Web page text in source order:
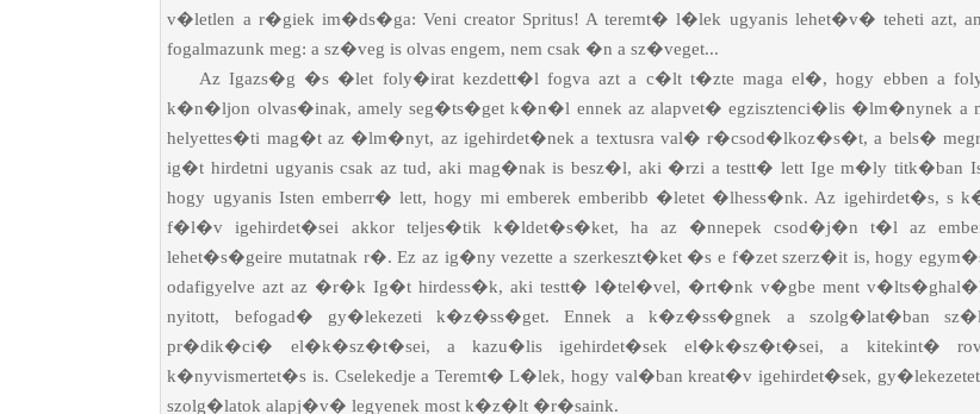
v�letlen a r�giek im�ds�ga: Veni creator Spritus! A teremt� l�lek ugyanis lehet�v� teheti azt,
fogalmazunk meg: a sz�veg is olvas engem, nem csak �n a sz�veget...
Az Igazs�g �s �let foly�irat kezdett�l fogva azt a c�lt t�zte maga el�, hogy ebben a
k�n�ljon olvas�inak, amely seg�ts�get k�n�l ennek az alapvet� egzisztenci�lis �lm�nynek a
helyettes�ti mag�t az �lm�nyt, az igehirdet�nek a textusra val� r�csod�lkoz�s�t, a bels�
ig�t hirdetni ugyanis csak az tud, aki mag�nak is besz�l, aki �rzi a testt� lett Ige m�ly
hogy ugyanis Isten emberr� lett, hogy mi emberek emberibb �letet �lhess�nk. Az igehirdet�s, s
f�l�v igehirdet�sei akkor teljes�tik k�ldet�s�ket, ha az �nnepek csod�j�n t�l az
lehet�s�geire mutatnak r�. Ez az ig�ny vezette a szerkeszt�ket �s e f�zet szerz�it is, hogy
odafigyelve azt az �r�k Ig�t hirdess�k, aki testt� l�tel�vel, �rt�nk v�gbe ment
nyitott, befogad� gy�lekezeti k�z�ss�get. Ennek a k�z�ss�gnek a szolg�lat�ban
pr�dik�ci� el�k�sz�t�sei, a kazu�lis igehirdet�sek el�k�sz�t�sei, a kitekint�
k�nyvismertet�s is. Cselekedje a Teremt� L�lek, hogy val�ban kreat�v igehirdet�sek,
szolg�latok alapj�v� legyenek most k�z�lt �r�saink.